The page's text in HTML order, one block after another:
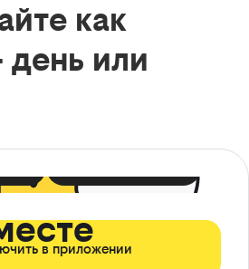
как
или
в приложении